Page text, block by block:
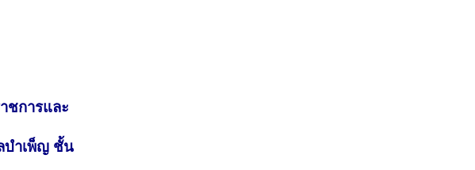
ชการและ
ำเพ็ญ ชั้น